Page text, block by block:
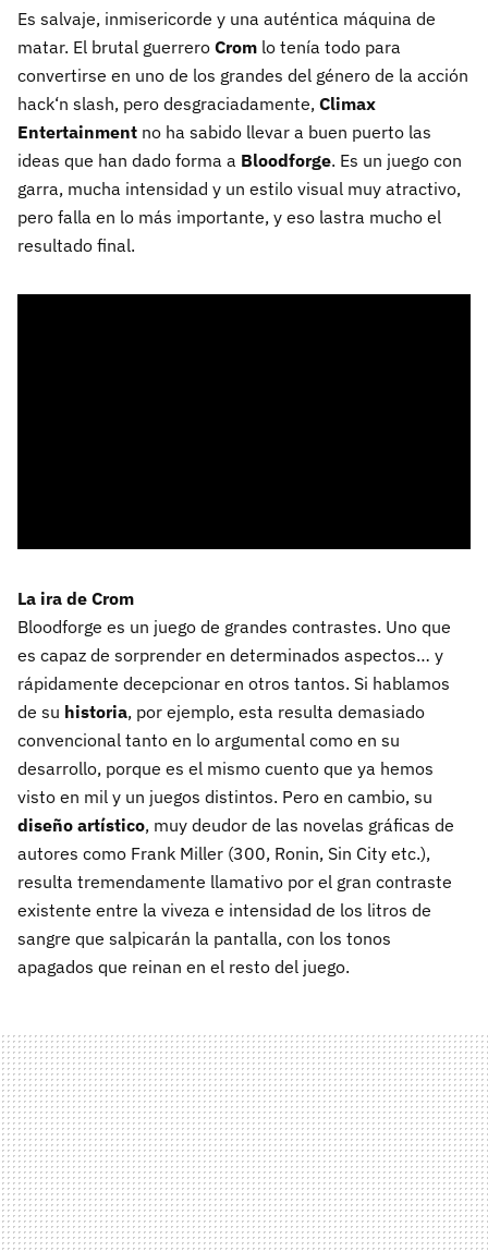
Es salvaje, inmisericorde y una auténtica máquina de
matar. El brutal guerrero Crom lo tenía todo para
convertirse en uno de los grandes del género de la acción
hack‘n slash, pero desgraciadamente, Climax
Entertainment no ha sabido llevar a buen puerto las
ideas que han dado forma a Bloodforge. Es un juego con
garra, mucha intensidad y un estilo visual muy atractivo,
pero falla en lo más importante, y eso lastra mucho el
resultado final.
La ira de Crom
Bloodforge es un juego de grandes contrastes. Uno que
es capaz de sorprender en determinados aspectos… y
rápidamente decepcionar en otros tantos. Si hablamos
de su historia, por ejemplo, esta resulta demasiado
convencional tanto en lo argumental como en su
desarrollo, porque es el mismo cuento que ya hemos
visto en mil y un juegos distintos. Pero en cambio, su
diseño artístico, muy deudor de las novelas gráficas de
autores como Frank Miller (300, Ronin, Sin City etc.),
resulta tremendamente llamativo por el gran contraste
existente entre la viveza e intensidad de los litros de
sangre que salpicarán la pantalla, con los tonos
apagados que reinan en el resto del juego.